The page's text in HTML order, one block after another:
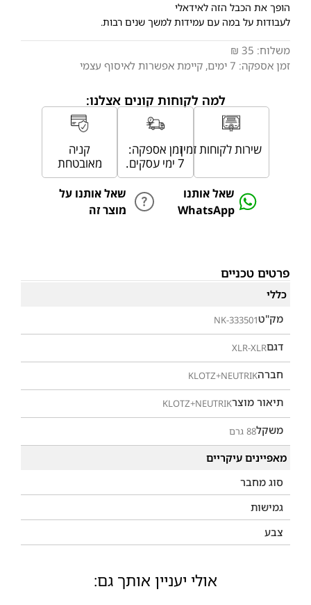
הופך את הכבל הזה לאידאלי
לעבודות על במה עם עמידות למשך שנים רבות.
משלוח: 35 ₪
זמן אספקה: 7 ימים, קיימת אפשרות לאיסוף עצמי
למה לקוחות קונים אצלנו:
קניה
מאובטחת
זמן אספקה:
7 ימי עסקים.
שירות לקוחות זמין
שאל אותנו
WhatsApp
שאל אותנו על
מוצר זה
פרטים טכניים
כללי
מק"טNK-333501
דגםXLR-XLR
חברהKLOTZ+NEUTRIK
תיאור מוצרKLOTZ+NEUTRIK
משקל88 גרם
מאפיינים עיקריים
סוג מחבר
גמישות
צבע
אולי יעניין אותך גם: